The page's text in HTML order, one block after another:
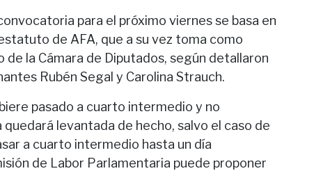
para el próximo viernes se basa en
de AFA, que a su vez toma como
la Cámara de Diputados, según detallaron
Rubén Segal y Carolina Strauch.
pasado a cuarto intermedio y no
levantada de hecho, salvo el caso de
a cuarto intermedio hasta un día
de Labor Parlamentaria puede proponer